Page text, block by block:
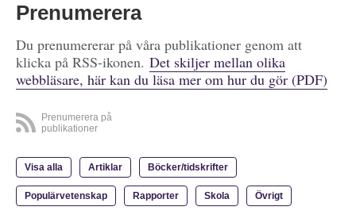
Prenumerera
Du prenumererar på våra publikationer genom att
klicka på RSS-ikonen. Det skiljer mellan olika
webbläsare, här kan du läsa mer om hur du gör (PDF)
Prenumerera på
publikationer
Visa alla Artiklar Böcker/tidskrifter
Populärvetenskap Rapporter Skola Övrigt